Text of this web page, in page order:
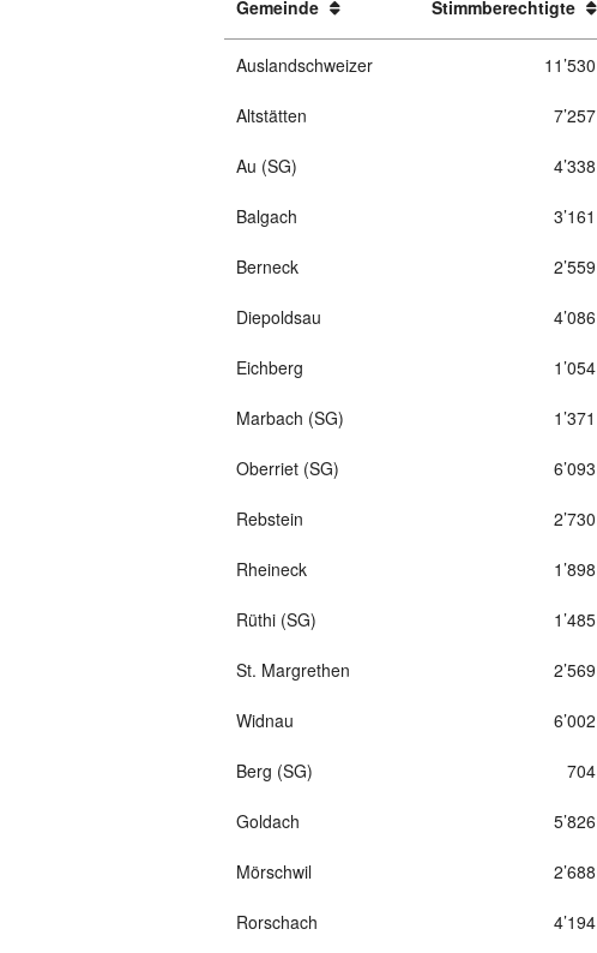
Gemeinde Stimmberechtigte
Auslandschweizer 11’530
Altstätten 7’257
Au (SG) 4’338
Balgach 3’161
Berneck 2’559
Diepoldsau 4’086
Eichberg 1’054
Marbach (SG) 1’371
Oberriet (SG) 6’093
Rebstein 2’730
Rheineck 1’898
Rüthi (SG) 1’485
St. Margrethen 2’569
Widnau 6’002
Berg (SG) 704
Goldach 5’826
Mörschwil 2’688
Rorschach 4’194